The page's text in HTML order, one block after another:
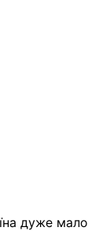
дуже мало